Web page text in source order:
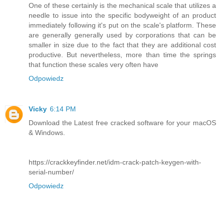
One of these certainly is the mechanical scale that utilizes a
needle to issue into the specific bodyweight of an product
immediately following it's put on the scale's platform. These
are generally generally used by corporations that can be
smaller in size due to the fact that they are additional cost
productive. But nevertheless, more than time the springs
that function these scales very often have
Odpowiedz
Vicky 6:14 PM
Download the Latest free cracked software for your macOS
& Windows.
https://crackkeyfinder.net/idm-crack-patch-keygen-with-
serial-number/
Odpowiedz